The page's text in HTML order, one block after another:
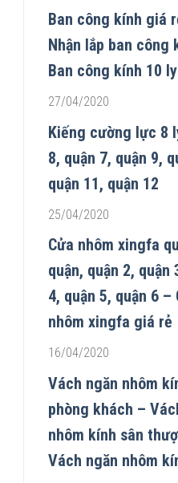
Ban công kính giá
Nhận lắp ban công
Ban công kính 10 ly
27/04/2020
Kiếng cường lực 8
8, quận 7, quận 9,
quận 11, quận 12
25/04/2020
Cửa nhôm xingfa
quận, quận 2, quận
4, quận 5, quận 6 –
nhôm xingfa giá rẻ
16/04/2020
Vách ngăn nhôm
phòng khách –
nhôm kính sân
Vách ngăn nhôm